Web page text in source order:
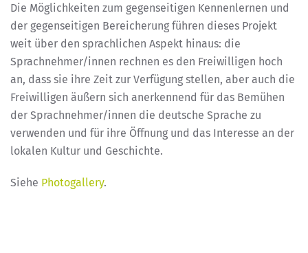
Die Möglichkeiten zum gegenseitigen Kennenlernen und
der gegenseitigen Bereicherung führen dieses Projekt
weit über den sprachlichen Aspekt hinaus: die
Sprachnehmer/innen rechnen es den Freiwilligen hoch
an, dass sie ihre Zeit zur Verfügung stellen, aber auch die
Freiwilligen äußern sich anerkennend für das Bemühen
der Sprachnehmer/innen die deutsche Sprache zu
verwenden und für ihre Öffnung und das Interesse an der
lokalen Kultur und Geschichte.
Siehe Photogallery.